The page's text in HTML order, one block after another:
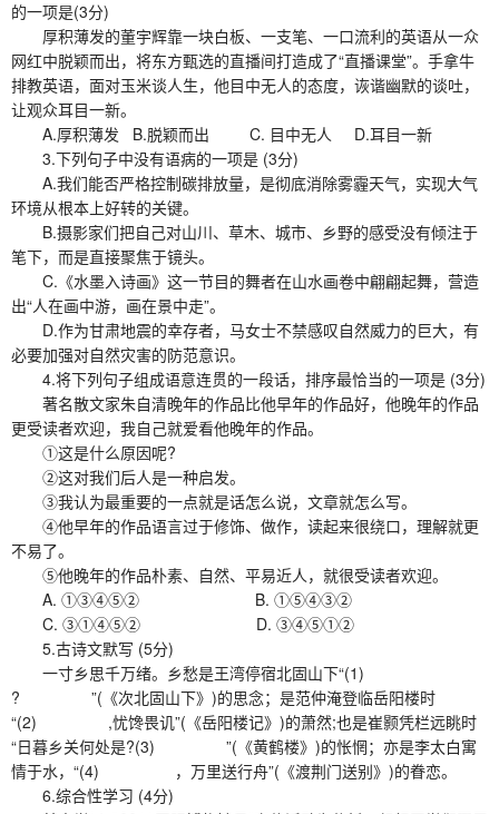
的一项是(3分)
厚积薄发的董宇辉靠一块白板、一支笔、一口流利的英语从一众
网红中脱颖而出，将东方甄选的直播间打造成了“直播课堂”。手拿牛
排教英语，面对玉米谈人生，他目中无人的态度，诙谐幽默的谈吐，
让观众耳目一新。
A.厚积薄发 B.脱颖而出 C. 目中无人 D.耳目一新
3.下列句子中没有语病的一项是 (3分)
A.我们能否严格控制碳排放量，是彻底消除雾霾天气，实现大气
环境从根本上好转的关键。
B.摄影家们把自己对山川、草木、城市、乡野的感受没有倾注于
笔下，而是直接聚焦于镜头。
C.《水墨入诗画》这一节目的舞者在山水画卷中翩翩起舞，营造
出“人在画中游，画在景中走”。
D.作为甘肃地震的幸存者，马女士不禁感叹自然威力的巨大，有
必要加强对自然灾害的防范意识。
4.将下列句子组成语意连贯的一段话，排序最恰当的一项是 (3分)
著名散文家朱自清晚年的作品比他早年的作品好，他晚年的作品
更受读者欢迎，我自己就爱看他晚年的作品。
①这是什么原因呢?
②这对我们后人是一种启发。
③我认为最重要的一点就是话怎么说，文章就怎么写。
④他早年的作品语言过于修饰、做作，读起来很绕口，理解就更
不易了。
⑤他晚年的作品朴素、自然、平易近人，就很受读者欢迎。
A. ①③④⑤② B. ①⑤④③②
C. ③①④⑤② D. ③④⑤①②
5.古诗文默写 (5分)
一寸乡思千万绪。乡愁是王湾停宿北固山下“(1)
? ”(《次北固山下》)的思念；是范仲淹登临岳阳楼时
“(2) ,忧馋畏讥”(《岳阳楼记》)的萧然;也是崔颢凭栏远眺时
“日暮乡关何处是?(3) ”(《黄鹤楼》)的怅惘；亦是李太白寓
情于水，“(4) ，万里送行舟”(《渡荆门送别》)的眷恋。
6.综合性学习 (4分)